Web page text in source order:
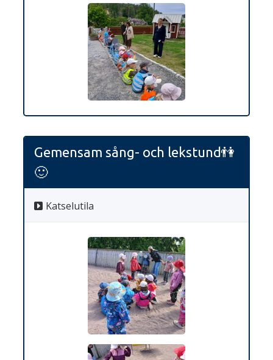
Gemensam sång- och lekstund👫
🙂
Katselutila